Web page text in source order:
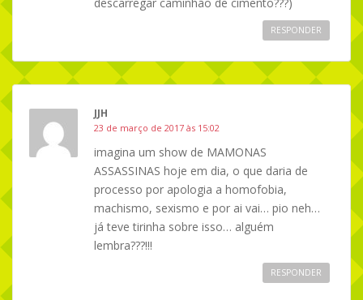
RESPONDER
JJH
23 de março de 2017 às 15:02
imagina um show de MAMONAS
ASSASSINAS hoje em dia, o que daria de
processo por apologia a homofobia,
machismo, sexismo e por ai vai… pio neh…
já teve tirinha sobre isso… alguém
lembra???!!!
RESPONDER